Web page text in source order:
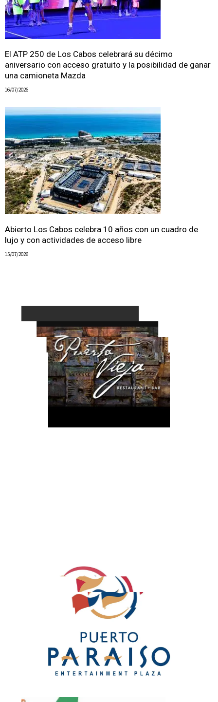
El ATP 250 de Los Cabos celebrará su décimo
aniversario con acceso gratuito y la posibilidad de ganar
una camioneta Mazda
16/07/2026
Abierto Los Cabos celebra 10 años con un cuadro de
lujo y con actividades de acceso libre
15/07/2026